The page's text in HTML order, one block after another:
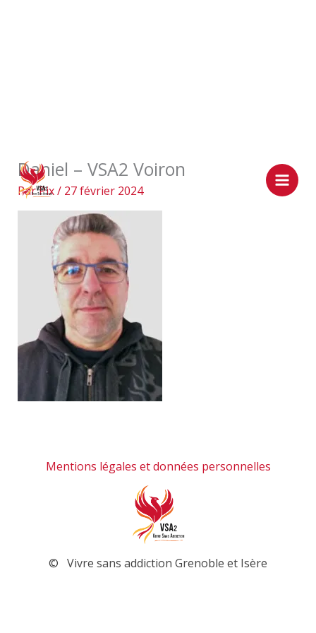
contenu
Daniel – VSA2 Voiron
ParPix/ 27 février 2024
Mentions légales et données personnelles
© Vivre sans addiction Grenoble et Isère